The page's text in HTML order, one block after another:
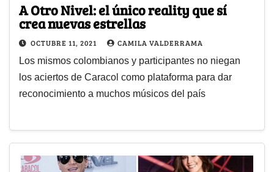
A Otro Nivel: el único reality que sí
crea nuevas estrellas
OCTUBRE 11, 2021 CAMILA VALDERRAMA
Los mismos colombianos y participantes no niegan
los aciertos de Caracol como plataforma para dar
reconocimiento a muchos músicos del país